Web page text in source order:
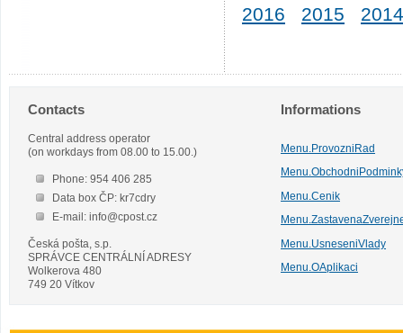
2016
2015 2014
Contacts
Central address operator
(on workdays from 08.00 to 15.00.)
Phone: 954 406 285
Data box ČP: kr7cdry
E-mail: info@cpost.cz
Česká pošta, s.p.
SPRÁVCE CENTRÁLNÍ ADRESY
Wolkerova 480
749 20 Vítkov
Informations
Menu.ProvozniRad
Menu.Cenik
Menu.UsneseniVlady
Menu.OAplikaci